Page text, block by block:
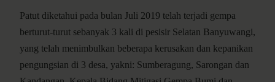
Patut diketahui pada bulan Juli 2019 telah terjadi gempa
berturut-turut sebanyak 3 kali di pesisir Selatan Banyuwangi,
yang telah menimbulkan beberapa kerusakan dan kepanikan
pengungsian di 3 desa, yakni: Sumberagung, Sarongan dan